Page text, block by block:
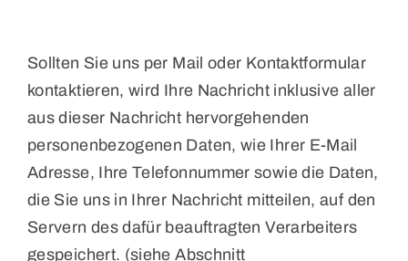
Sollten Sie uns per Mail oder Kontaktformular
kontaktieren, wird Ihre Nachricht inklusive aller
aus dieser Nachricht hervorgehenden
personenbezogenen Daten, wie Ihrer E-Mail
Adresse, Ihre Telefonnummer sowie die Daten,
die Sie uns in Ihrer Nachricht mitteilen, auf den
Servern des dafür beauftragten Verarbeiters
gespeichert. (siehe Abschnitt